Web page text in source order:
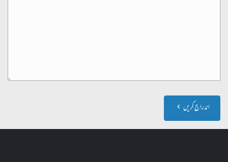
اندراج کریں